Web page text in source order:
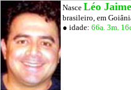
Nasce Léo Jaime
brasileiro, em
● idade: 66a. 3m.